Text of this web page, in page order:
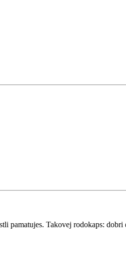
pamatujes. Takovej rodokaps: